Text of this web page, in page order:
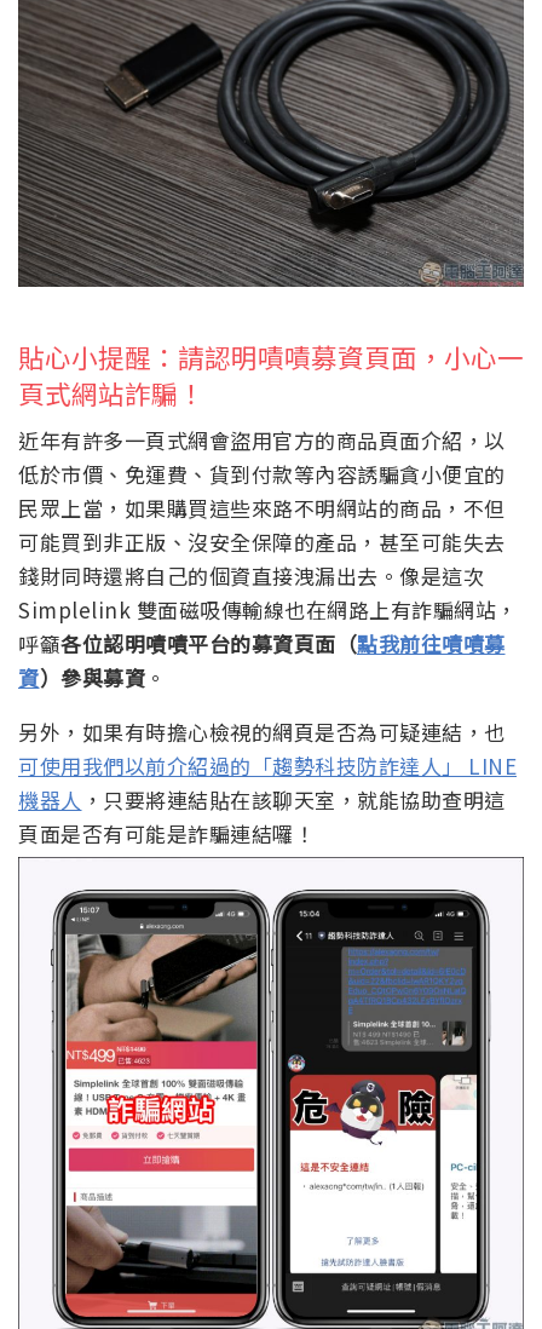
貼心小提醒：請認明嘖嘖募資頁面，小心一
頁式網站詐騙！
近年有許多一頁式網會盜用官方的商品頁面介紹，以
低於市價、免運費、貨到付款等內容誘騙貪小便宜的
民眾上當，如果購買這些來路不明網站的商品，不但
可能買到非正版、沒安全保障的產品，甚至可能失去
錢財同時還將自己的個資直接洩漏出去。像是這次
Simplelink 雙面磁吸傳輸線也在網路上有詐騙網站，
呼籲各位認明嘖嘖平台的募資頁面（點我前往嘖嘖募
資）參與募資 。
另外，如果有時擔心檢視的網頁是否為可疑連結，也
可使用我們以前介紹過的「趨勢科技防詐達人」 LINE
機器人 ，只要將連結貼在該聊天室，就能協助查明這
頁面是否有可能是詐騙連結囉！